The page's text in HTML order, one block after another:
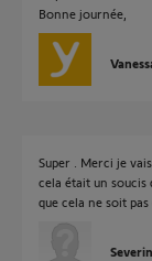
Bonne journée,
Super . Merci je
cela était un soucis
que cela ne soit